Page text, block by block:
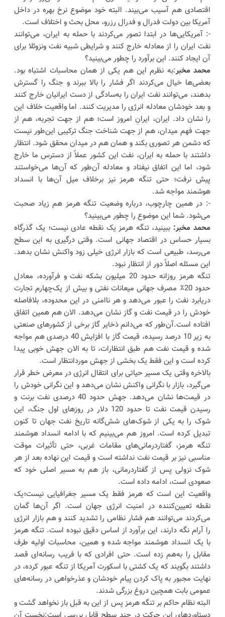
اقتصادی هم آسیب می‌بیند. البته خود موضوع نرخ بهره در داخل
آمریکا بین دولت فدرال و فدرال رزرو، محل بحث و اختلاف است.
-: آمریکایی‌ها در ابتدا تصور می‌کردند با حمله به ایران، می‌توانند
نفت ایران را از معادله خارج کنند و شرایطی شبیه نفت ونزوئلا برای
آن ایجاد کنند. این برآورد را چطور می‌بینید؟
محمد مخبر:به نظرم این هم یکی از همان محاسبات اشتباه بود.
بعضی‌ها خیال می‌کردند اگر فشار را بالا ببرند و جنگ را گسترش
بدهند، می‌توانند نفت ایران را به‌سادگی از دست ایرانیان خارج کنند
و بعد خودشان معادله انرژی را مدیریت کنند. اما واقعیت خلاف این
را نشان داد. ایران، ایرانِ امروز است؛ هم از جهت تجربه، هم از
جهت فهم میدان، هم از جهت شناخت جنگ ترکیبی این‌طور نیست
که دشمن هر تصوری بکند و همان هم در میدان محقق شود. انتظار
داشتند با حمله به ایران، نفت این کشور عملاً از دسترس ما خارج
شود، اما این اتفاق نیفتاد و معادله آن‌طور که آن‌ها می‌خواستند
پیش نرفت؛ حتی تنگه هرمز نیز برخلاف میل آن‌ها با انسداد
هوشمند مواجه شد.
-: در همین چارچوب، درباره وضعیت تنگه هرمز هم زیاد صحبت
می‌شود. شما این موضوع را چطور می‌بینید؟
محمد مخبر: ببینید، تنگه هرمز یک نقطه عادی نیست؛ یک گذرگاه
بسیار حساس در اقتصاد جهانی است. وقتی درگیری به این سطح
می‌رسد، طبیعی است که بازار انرژی خیلی زود واکنش نشان بدهد.
این مسئله اصلاً دور از انتظار نبود.
تنگه هرمز روزانه حدود 20 میلیون بشکه نفت و فرآورده، معادل
حدود 20٪ مصرف جهانی میعانات نفتی و بیش از یک‌چهارم تجارت
دریابرد نفت را عبور می‌دهد و هر ناامنی در این محدوده، بلافاصله
خودش را در قیمت نفت و گاز نشان می‌دهد. الان هم همین اتفاق
افتاده است.آن‌طور که می‌دانم ذخایر گاز برخی از کشورهای صنعتی
به زیر 10 درصد رسیده، قیمت گاز با افزایش 40 درصدی هم مواجه
شده و قیمت نفت هم طبق انتظارات، تا به الان جهش خوبی پیدا
کرده است و این فقط یک بخشی از جهش موردانتظار است.
بالاخره وقتی یک مسیر حیاتی برای انتقال انرژی در معرض خطر قرار
می‌گیرد، بازار با نگرانی واکنش نشان می‌دهد و این نگرانی خودش را
در قیمت‌ها نشان می‌دهد. جهش حدود 40 درصدی نفت برنت و
رسیدن قیمت نفت تا حدود 120 دلار در روزهای اول جنگ، این
شوک را به یکی از شوک‌های شش‌گانه تاریخ نفت جهان تا کنون
تبدیل کرده است. امروز هم می‌بینیم که با ادامه انسداد هوشمند
تنگه هرمز، گفتاردرمانی‌های مقامات غربی، حتی تأثیرات موقت
مناسبی نیز بر قیمت نفت نداشته است و قیمت این نهاده بعد از هر
شوک نزولی پس از گفتاردرمانی، باز هم به مسیر اصلی خود که
صعودی است، ادامه داده است.
واقعیت این است که هرمز فقط یک مسیر جغرافیایی نیست؛یک
نقطه تعیین‌کننده در امنیت انرژی جهان است. اگر آن‌ها گمان
می‌کردند می‌توانند هم فشار نظامی را تشدید کنند و هم بازار انرژی
را آرام نگه دارند، این برآورد از اساس دقیق نبوده است. تنگه هرمز
با یک انسداد هوشمند مواجه شده و همین، محاسبات اولیه طرف
مقابل را به‌هم زده است. حتی افرادی که با فریب رسانه‌ای قصد
داشتند بگویند که یک کشتی با اسکورت آمریکا از تنگه عبور کرده، در
نهایت مجبور به پاک کردن پیام خودشان و عذرخواهی در رسانه‌های
عمومی بابت همچین دروغ بزرگی شدند.
البته نظام حاکم بر تنگه هرمز پس از این به قبل باز نخواهد گشت و